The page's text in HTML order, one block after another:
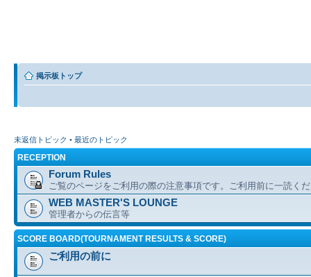
掲示板トップ
未返信トピック • 最近のトピック
RECEPTION
Forum Rules
ご覧のページをご利用の際の注意事項です。ご利用前に一読く
WEB MASTER'S LOUNGE
管理者からの伝言等
SCORE BOARD(TOURNAMENT RESULTS & SCORE)
ご利用の前に